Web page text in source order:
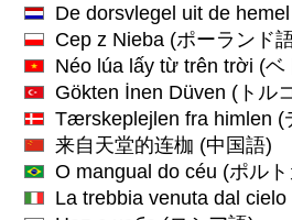
De dorsvlegel uit de hemel
Cep z Nieba (ポーランド
Néo lúa lấy từ trên trời (ベ
Gökten İnen Düven (トル
Tærskeplejlen fra himlen (
来自天堂的连枷 (中国語)
O mangual do céu (ポル
La trebbia venuta dal cielo